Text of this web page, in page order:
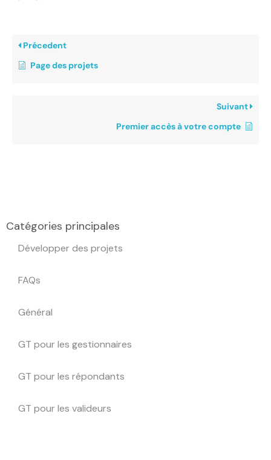
Catégories principales
Développer des projets
FAQs
Général
GT pour les gestionnaires
GT pour les répondants
GT pour les valideurs
Précedent
Page des projets
Suivant
Premier accès à votre compte